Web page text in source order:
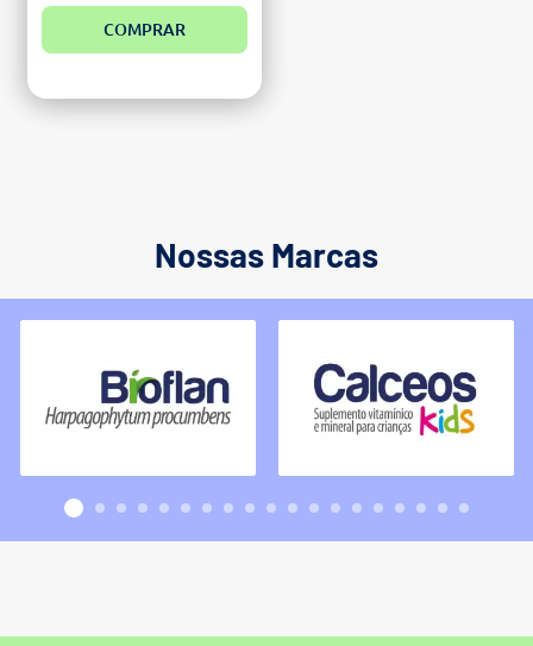
COMPRAR
Nossas Marcas